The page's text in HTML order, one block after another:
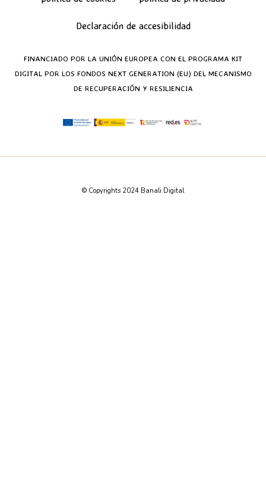
Declaración de accesibilidad
FINANCIADO POR LA UNIÓN EUROPEA CON EL PROGRAMA KIT
DIGITAL POR LOS FONDOS NEXT GENERATION (EU) DEL MECANISMO
DE RECUPERACIÓN Y RESILIENCIA
© Copyrights 2024 Banali Digital